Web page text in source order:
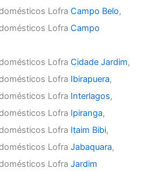
LofraCampo Belo,
LofraCampo
LofraCidade Jardim,
Lofra Ibirapuera,
Lofra Interlagos,
Lofra Ipiranga,
Lofra Itaim Bibi,
LofraJabaquara,
LofraJardim